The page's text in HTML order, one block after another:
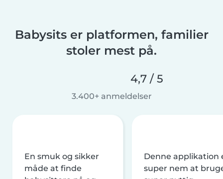
Babysits er platformen, familier
stoler mest på.
4,7 / 5
3.400+ anmeldelser
En smuk og sikker
måde at finde
Denne applikation
super nem at